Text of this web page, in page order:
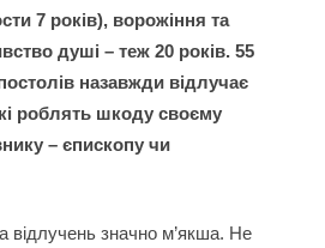
7 років), ворожіння та
душі – теж 20 років. 55
назавжди відлучає
роблять шкоду своєму
– єпископу чи
відлучень значно м’якша. Не